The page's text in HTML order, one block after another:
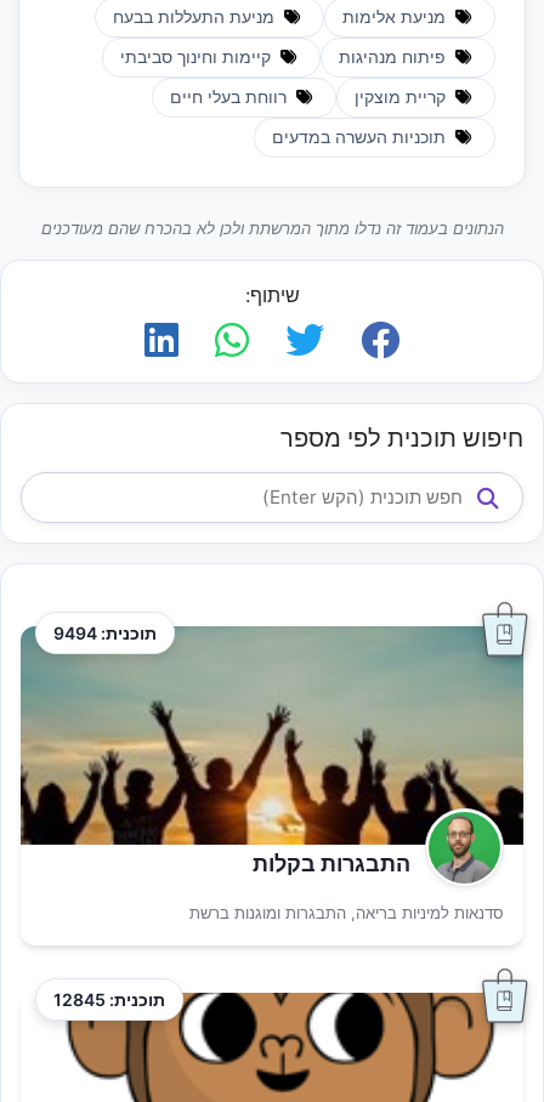
מניעת אלימות מניעת התעללות בבעח
פיתוח מנהיגות קיימות וחינוך סביבתי
קריית מוצקין רווחת בעלי חיים
תוכניות העשרה במדעים
הנתונים בעמוד זה נדלו מתוך המרשתת ולכן לא בהכרח שהם מעודכנים
שיתוף:
חיפוש תוכנית לפי מספר
תוכנית: 9494
התבגרות בקלות
סדנאות למיניות בריאה, התבגרות ומוגנות ברשת
תוכנית: 12845